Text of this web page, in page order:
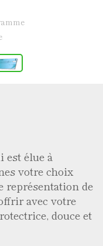
est élue à
votre choix
représentation de
avec votre
douce et